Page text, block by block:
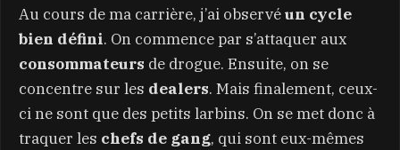
Au cours de ma carrière, j’ai observéun cycle
bien défini. On commence par s’attaquer aux
consommateurs de drogue. Ensuite, on se
concentre sur les dealers. Mais finalement, ceux-
ci ne sont que des petits larbins. On se met donc à
traquer les chefs de gang, qui sont eux-mêmes